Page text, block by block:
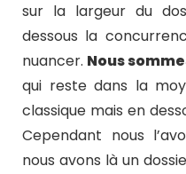
sur la largeur du
dessous la
nuancer. Nous
qui reste dans la
classique mais en
Cependant nous
nous avons là un